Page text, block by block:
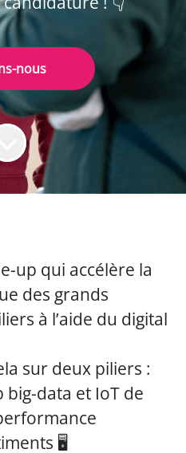
nous
up qui accélère la
des grands
à l’aide du digital
sur deux piliers :
data et IoT de
🖥